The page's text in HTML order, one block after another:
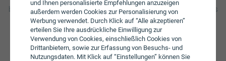
und Ihnen personalisierte Empfehlungen anzuzeigen
außerdem werden Cookies zur Personalisierung von
Werbung verwendet. Durch Klick auf “Alle akzeptieren”
erteilen Sie Ihre ausdrückliche Einwilligung zur
Verwendung von Cookies, einschließlich Cookies von
Drittanbietern, sowie zur Erfassung von Besuchs- und
Nutzungsdaten. Mit Klick auf “Einstellungen” können Sie
beträgt € 29,99. Weiters fallen einmalige Gebühren von bis
zu € 39,99 an. Die Einmalkosten können sich durch
Bestellung im Online-Shop reduzieren.